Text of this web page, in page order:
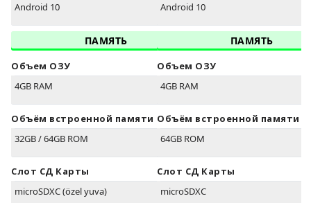
Android 10
ПАМЯТЬ
Объем ОЗУ
4GB RAM
Объём встроенной памяти
32GB / 64GB ROM
Слот СД Карты
microSDXC (özel yuva)
Android 10
ПАМЯТЬ
Объем ОЗУ
4GB RAM
Объём встроенной памяти
64GB ROM
Слот СД Карты
microSDXC